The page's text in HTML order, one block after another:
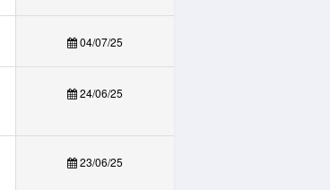
04/07/25
24/06/25
23/06/25